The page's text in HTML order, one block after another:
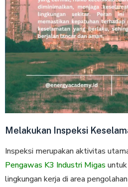
Melakukan Inspeksi
Inspeksi merupakan aktivitas
Pengawas K3 Industri Migas
lingkungan kerja di area